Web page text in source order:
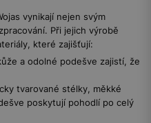
vynikají nejen svým
Při jejich výrobě
které zajišťují:
a odolné podešve zajistí, že
tvarované stélky, měkké
poskytují pohodlí po celý